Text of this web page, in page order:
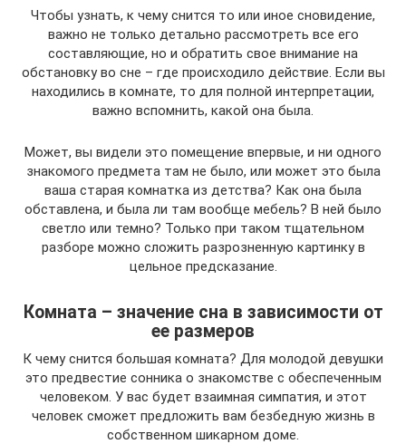
Чтобы узнать, к чему снится то или иное сновидение,
важно не только детально рассмотреть все его
составляющие, но и обратить свое внимание на
обстановку во сне – где происходило действие. Если вы
находились в комнате, то для полной интерпретации,
важно вспомнить, какой она была.
Может, вы видели это помещение впервые, и ни одного
знакомого предмета там не было, или может это была
ваша старая комнатка из детства? Как она была
обставлена, и была ли там вообще мебель? В ней было
светло или темно? Только при таком тщательном
разборе можно сложить разрозненную картинку в
цельное предсказание.
Комната – значение сна в зависимости от
ее размеров
К чему снится большая комната? Для молодой девушки
это предвестие сонника о знакомстве с обеспеченным
человеком. У вас будет взаимная симпатия, и этот
человек сможет предложить вам безбедную жизнь в
собственном шикарном доме.